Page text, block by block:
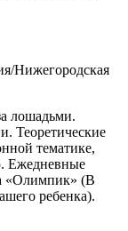
Нижегородская
лошадьми.
Теоретические
тематике,
Ежедневные
«Олимпик» (В
ребенка).